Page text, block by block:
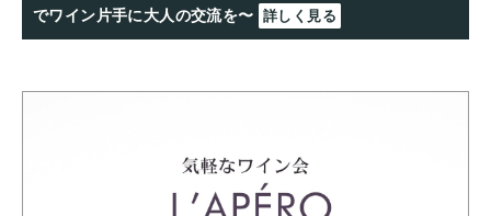
でワイン片手に大人の交流を〜 詳しく見る